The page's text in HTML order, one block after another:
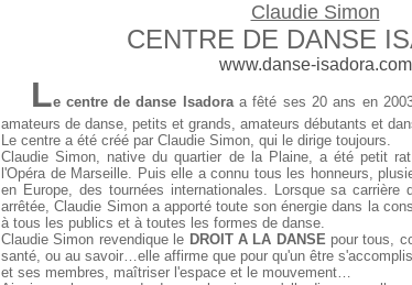
Claudie Simon
CENTRE DE DANSE
www.danse-isadora.com
Le centre de danse Isadoraa fêté ses 20 ans en
amateurs de danse, petits et grands, amateurs débutants et
Le centre a été créé par Claudie Simon, qui le dirige toujours.
Claudie Simon, native du quartier de la Plaine, a été petit
l'Opéra de Marseille. Puis elle a connu tous les honneurs,
en Europe, des tournées internationales. Lorsque sa carrière
arrêtée, Claudie Simon a apporté toute son énergie dans la
à tous les publics et à toutes les formes de danse.
Claudie Simon revendique le DROIT A LA DANSEpour tous,
santé, ou au savoir…elle affirme que pour qu'un être
et ses membres, maîtriser l'espace et le mouvement…